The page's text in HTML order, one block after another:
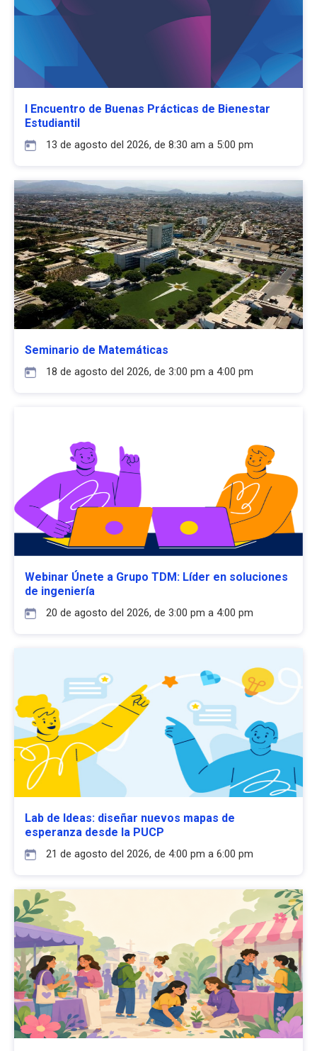
I Encuentro de Buenas Prácticas de Bienestar
Estudiantil
13 de agosto del 2026, de 8:30 am a 5:00 pm
Seminario de Matemáticas
18 de agosto del 2026, de 3:00 pm a 4:00 pm
Webinar Únete a Grupo TDM: Líder en soluciones
de ingeniería
20 de agosto del 2026, de 3:00 pm a 4:00 pm
Lab de Ideas: diseñar nuevos mapas de
esperanza desde la PUCP
21 de agosto del 2026, de 4:00 pm a 6:00 pm